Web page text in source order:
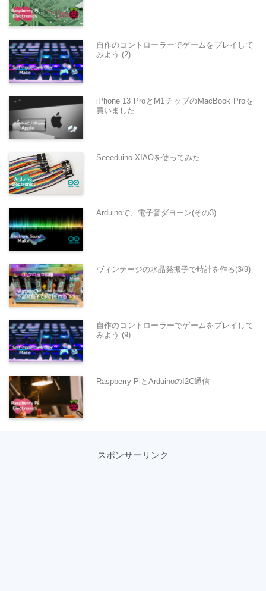
自作のコントローラーでゲームをプレイして
みよう (2)
iPhone 13 ProとM1チップのMacBook Proを
買いました
Seeeduino XIAOを使ってみた
Arduinoで、電子音ダヨーン(その3)
ヴィンテージの水晶発振子で時計を作る(3/9)
自作のコントローラーでゲームをプレイして
みよう (9)
Raspberry PiとArduinoのI2C通信
スポンサーリンク